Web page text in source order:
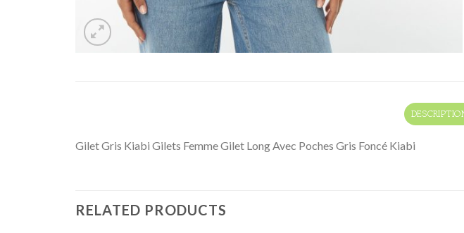
Gilet Gris Kiabi Gilets Femme Gilet Long Avec Poches Gris Foncé Kiabi
RELATED PRODUCTS